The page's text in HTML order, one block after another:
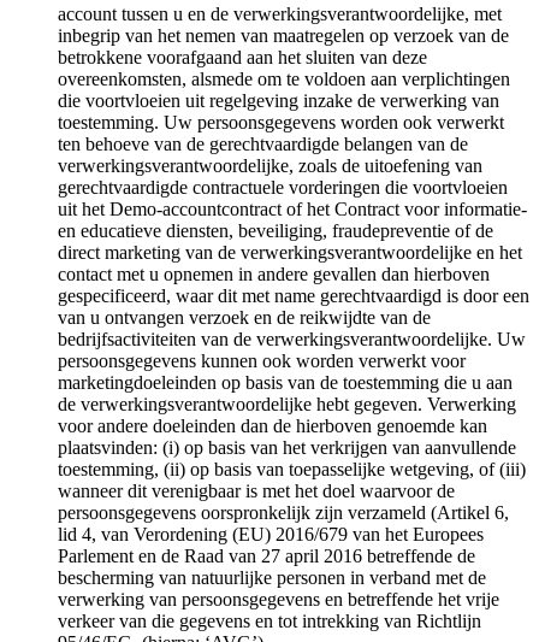
account tussen u en de verwerkingsverantwoordelijke, met
inbegrip van het nemen van maatregelen op verzoek van de
betrokkene voorafgaand aan het sluiten van deze
overeenkomsten, alsmede om te voldoen aan verplichtingen
die voortvloeien uit regelgeving inzake de verwerking van
toestemming. Uw persoonsgegevens worden ook verwerkt
ten behoeve van de gerechtvaardigde belangen van de
verwerkingsverantwoordelijke, zoals de uitoefening van
gerechtvaardigde contractuele vorderingen die voortvloeien
uit het Demo-accountcontract of het Contract voor informatie-
en educatieve diensten, beveiliging, fraudepreventie of de
direct marketing van de verwerkingsverantwoordelijke en het
contact met u opnemen in andere gevallen dan hierboven
gespecificeerd, waar dit met name gerechtvaardigd is door een
van u ontvangen verzoek en de reikwijdte van de
bedrijfsactiviteiten van de verwerkingsverantwoordelijke. Uw
persoonsgegevens kunnen ook worden verwerkt voor
marketingdoeleinden op basis van de toestemming die u aan
de verwerkingsverantwoordelijke hebt gegeven. Verwerking
voor andere doeleinden dan de hierboven genoemde kan
plaatsvinden: (i) op basis van het verkrijgen van aanvullende
toestemming, (ii) op basis van toepasselijke wetgeving, of (iii)
wanneer dit verenigbaar is met het doel waarvoor de
persoonsgegevens oorspronkelijk zijn verzameld (Artikel 6,
lid 4, van Verordening (EU) 2016/679 van het Europees
Parlement en de Raad van 27 april 2016 betreffende de
bescherming van natuurlijke personen in verband met de
verwerking van persoonsgegevens en betreffende het vrije
verkeer van die gegevens en tot intrekking van Richtlijn